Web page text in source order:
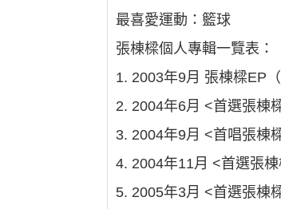
最喜愛運動：籃球
張棟樑個人專輯一覽表：
1. 2003年9月 張棟樑EP（
2. 2004年6月 <首選張棟
3. 2004年9月 <首唱張棟
4. 2004年11月 <首選張棟
5. 2005年3月 <首選張棟